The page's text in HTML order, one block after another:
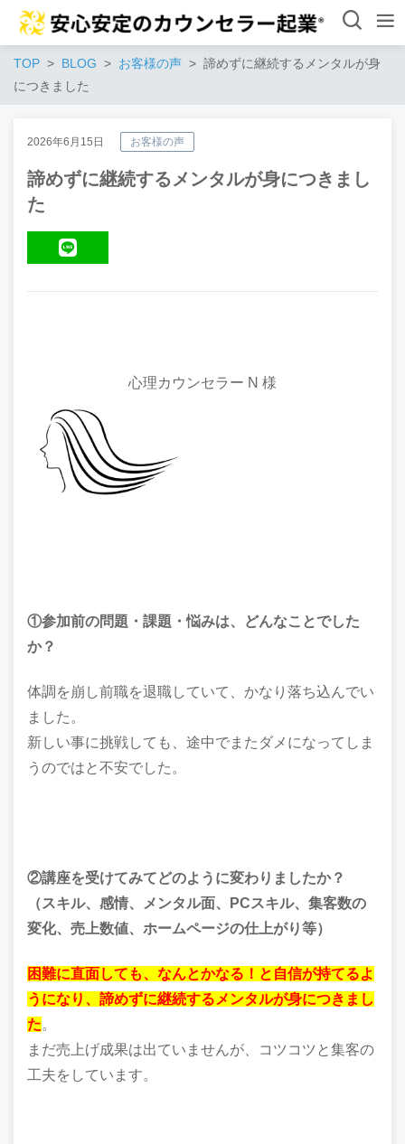
TOP BLOG お客様の声
諦めずに継続するメンタルが身
につきました
2026年6月15日 お客様の声
諦めずに継続するメンタルが身につきまし
た
心理カウンセラー N 様
①参加前の問題・課題・悩みは、どんなことでした
か？
体調を崩し前職を退職していて、かなり落ち込んでい
ました。
新しい事に挑戦しても、途中でまたダメになってしま
うのではと不安でした。
②講座を受けてみてどのように変わりましたか？
（スキル、感情、メンタル面、PCスキル、集客数の
変化、売上数値、ホームページの仕上がり等）
困難に直面しても、なんとかなる！と自信が持てるよ
うになり、諦めずに継続するメンタルが身につきまし
た。
まだ売上げ成果は出ていませんが、コツコツと集客の
工夫をしています。